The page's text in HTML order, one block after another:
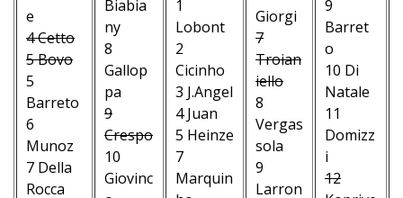
e
4 Cetto
5 Bovo
5
Barreto
6
Munoz
7 Della
Rocca
Biabia
ny
8
Gallop
pa
9
Crespo
10
Giovinc
1
Lobont
2
Cicinho
3 J.Angel
4 Juan
5 Heinze
7
Marquin
Giorgi
7
Troian
iello
8
Vergas
sola
9
Larron
9
Barret
o
10 Di
Natale
11
Domizz
i
12